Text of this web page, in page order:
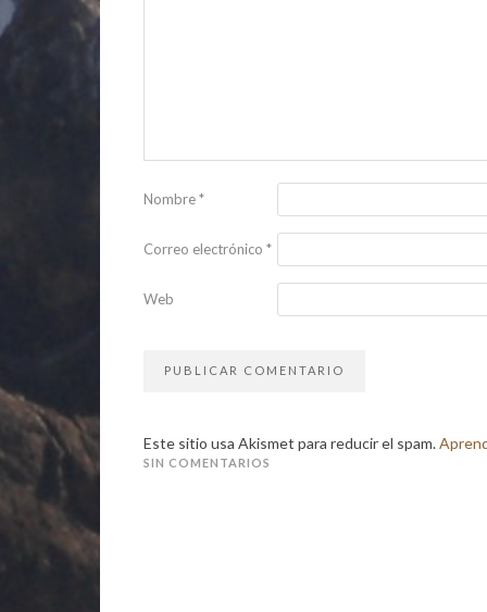
Nombre*
Correo electrónico *
Web
Este sitio usa Akismet para reducir el spam.
SIN COMENTARIOS